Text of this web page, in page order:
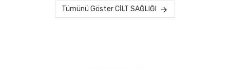
Tümünü Göster CİLT SAĞLIĞI